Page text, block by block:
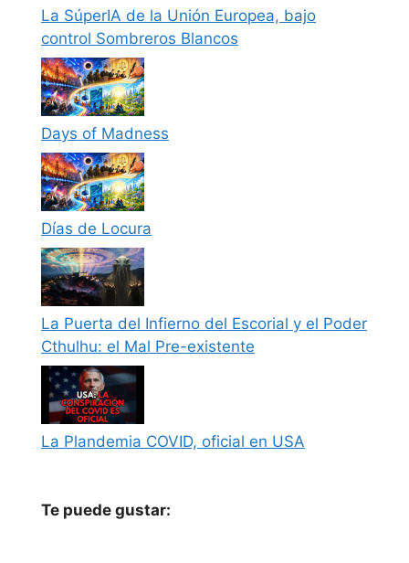
La SúperIA de la Unión Europea, bajo
control Sombreros Blancos
Days of Madness
Días de Locura
La Puerta del Infierno del Escorial y el Poder
Cthulhu: el Mal Pre-existente
La Plandemia COVID, oficial en USA
Te puede gustar: